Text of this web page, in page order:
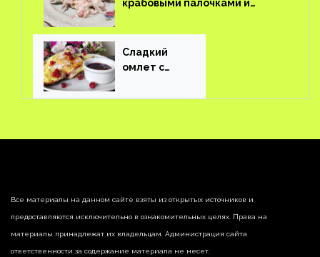
крабовыми палочками и
Сладкий
омлет с
Все материалы на данном сайте взяты из открытых источников и
предоставляются исключительно в ознакомительных целях. Права на
материалы принадлежат их владельцам. Администрация сайта
ответственности за содержание материала не несет.